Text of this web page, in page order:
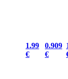
1.99
€
0.909
€